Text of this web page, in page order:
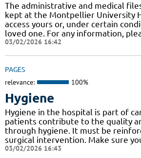
The administrative and medical
kept at the Montpellier University
access yours or, under certain
loved one. For any information,
03/02/2026 16:42
PAGES
relevance: 100%
Hygiene
Hygiene in the hospital is part of
patients contribute to the quality
through hygiene. It must be
surgical intervention. Make sure
03/02/2026 16:43